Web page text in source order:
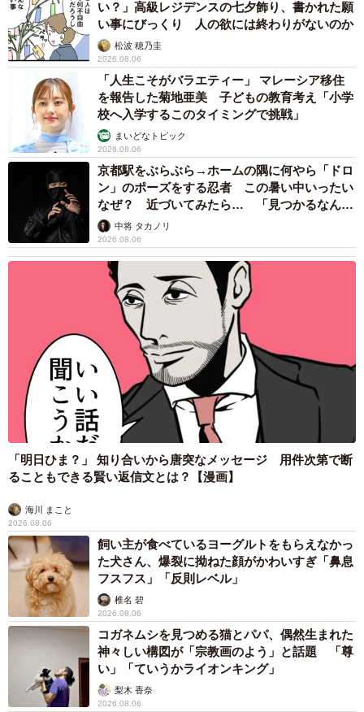
6/7
ーーヒットの予感というのは初めからあったのでしょう
か？
田村：台本を読んで面白い作品になるだろうとは思ってい
ました。それは他のキャストも同じだったようで、撮影中
に山口馬木也さんと「どうにかこの作品をいい形で世に出
したいよね」と話合ったことがあります。
安田監督は少年のような人。自分の思い描いた絵が撮れる
まで何度でもカメラも回すんですよ。例えば真夏に何時間
も立ち回りをしてると正直「そろそろしんどいな」となる
んだけど、みんなそれを不満に感じず頑張れたのはひとえ
に台本が光っていたからだと思います。
ーー作品をご覧になった時の感想は？
田村：完成前に大阪・十三のシアターセブンで関係者だけ
の上映会をしたのですが、僕が作品を初めて見たのはその
時です。編集とか音楽とかまだまだ中途半端な状態なんだ
けど、そんなことはさておきすごく面白かったです。これ
ならちゃんと宣伝さえすればヒットするに違いないと感じ
ました。
でも宣伝にかける資金がないのがインディーズの難しさ。
僕からも「海外の映画祭に出品すればいいんじゃないか」
とかアイデアを出させていただいたのですが、そうこうし
ているうちに今年8月にカナダ・ファンタジア国際映画祭で
観客賞金賞を受賞。インディーズ映画の聖地と呼ばれてい
る東京・池袋のシネマ・ロサで上映が始まり、そこから火
2026.08.06
がんと片目の失明、3時間おきの壮絶な介護を
乗り越えた猫 「叶わないかもしれない」と覚
悟した19歳の誕生日を迎えて感動
古川 諭香
2026.08.06
「カニにアジをあげると青くなる」ほんと
に！？ 「自然の染色技術が凄い」と話題に
その理由とは…？
竹中 友一（RinToris）
2026.08.06
誰も求めていない職場の「謎マナー」、「過剰
な挨拶」や「お土産配り」を抑えた1位は？
やめられない理由は「周りの目」
まいどなデータ
2026.08.06
自転車通行可の歩道 電動キックボードで走行
中、小学生とあわや衝突！ 「歩道走行は道交
法違反でしょ」と指摘されました【弁護士が解
説】 長澤 芳子
2026.08.06
タイの電車の中で見た優先席のマーク 子ども、妊娠、けが
人、お年寄り… 一つだけ謎のものが！？「だから黄色なんで
すね」
【物価高が直撃】お盆帰省「予定なし」が約半
数 新幹線・高速バスの「使い分け」が鮮明に